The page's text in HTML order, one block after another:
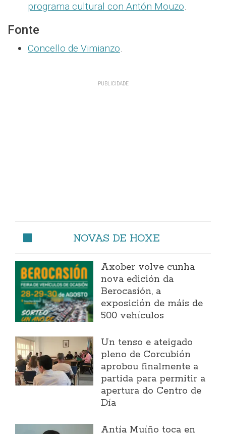
programa cultural con Antón Mouzo.
Fonte
Concello de Vimianzo.
NOVAS DE HOXE
Axober volve cunha
nova edición da
Berocasión, a
exposición de máis de
500 vehículos
Un tenso e ateigado
pleno de Corcubión
aprobou finalmente a
partida para permitir a
apertura do Centro de
Día
Antía Muíño toca en